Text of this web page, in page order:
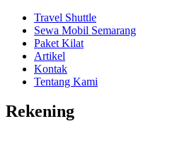
Travel Shuttle
Sewa Mobil Semarang
Paket Kilat
Artikel
Kontak
Tentang Kami
Rekening